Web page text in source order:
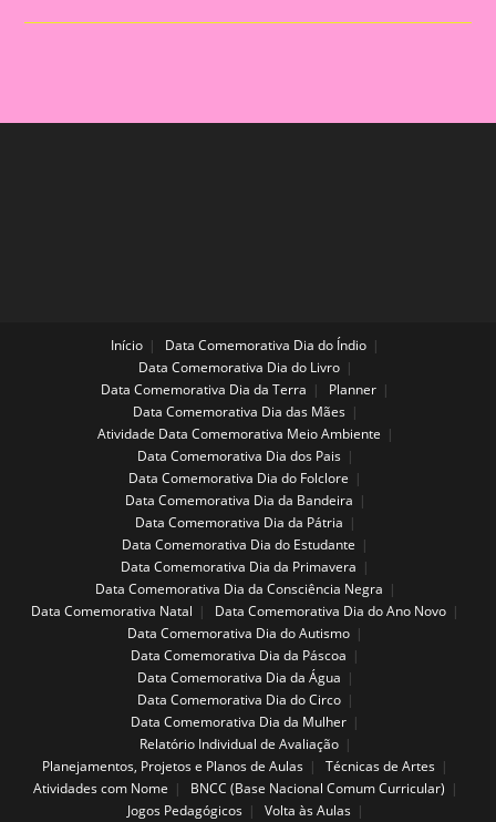
Criatividade
Início
Data Comemorativa Dia do Índio
Data Comemorativa Dia do Livro
Data Comemorativa Dia da Terra
Planner
Data Comemorativa Dia das Mães
Atividade Data Comemorativa Meio Ambiente
Data Comemorativa Dia dos Pais
Data Comemorativa Dia do Folclore
Data Comemorativa Dia da Bandeira
Data Comemorativa Dia da Pátria
Data Comemorativa Dia do Estudante
Data Comemorativa Dia da Primavera
Data Comemorativa Dia da Consciência Negra
Data Comemorativa Natal
Data Comemorativa Dia do Ano Novo
Data Comemorativa Dia do Autismo
Data Comemorativa Dia da Páscoa
Data Comemorativa Dia da Água
Data Comemorativa Dia do Circo
Data Comemorativa Dia da Mulher
Relatório Individual de Avaliação
Planejamentos, Projetos e Planos de Aulas
Técnicas de Artes
Atividades com Nome
BNCC (Base Nacional Comum Curricular)
Jogos Pedagógicos
Volta às Aulas